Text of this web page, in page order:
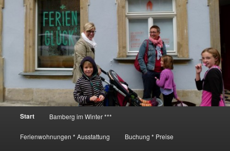
Start Bamberg im Winter ***
Ferienwohnungen * Ausstattung Buchung * Preise